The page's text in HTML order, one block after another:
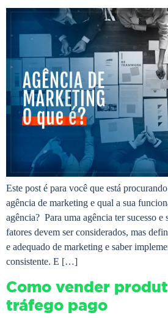
Este post é para você que está
agência de marketing e qual a sua
agência? Para uma agência ter sucesso e
fatores devem ser considerados, mas
e adequado de marketing e saber
consistente. E […]
Como vender
tráfego pago